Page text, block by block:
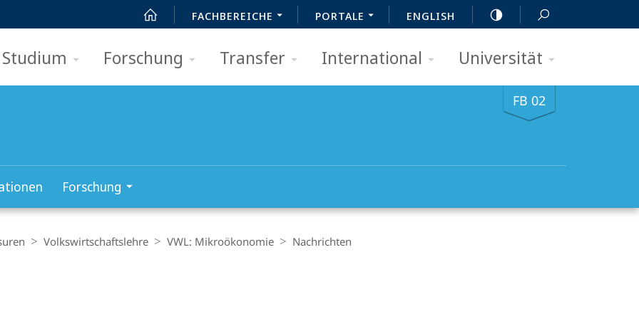
FACHBEREICHE PORTALE ENGLISH
Studium Forschung Transfer International Universität
FB 02
Forschung
Volkswirt­schaftslehre VWL: Mikroökonomie Nachrichten